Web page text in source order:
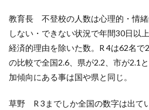
教育長 不登校の人数は心理的・情
しない・できない状況で年間30日以
経済的理由を除いた数。R 4は62名で
の比較で全国2.6、県が2.2、市が2.1
加傾向にある事は国や県と同じ。
草野 R 3までしか全国の数字は出て